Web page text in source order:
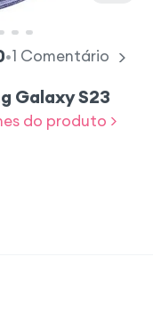
•1 Comentário
Galaxy S23
do produto >